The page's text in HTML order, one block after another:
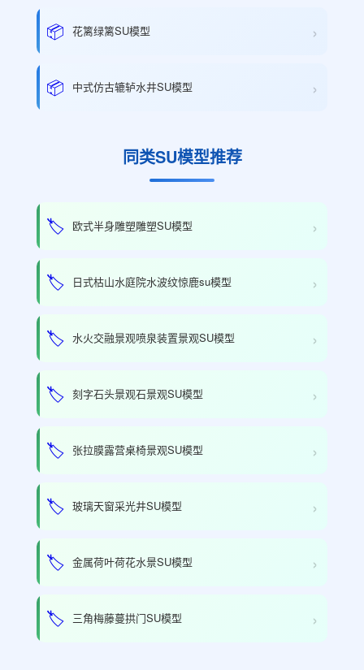
📦 花篱绿篱SU模型 ›
📦 中式仿古辘轳水井SU模型 ›
同类SU模型推荐
🏷️ 欧式半身雕塑雕塑SU模型 ›
🏷️ 日式枯山水庭院水波纹惊鹿su模型 ›
🏷️ 水火交融景观喷泉装置景观SU模型 ›
🏷️ 刻字石头景观石景观SU模型 ›
🏷️ 张拉膜露营桌椅景观SU模型 ›
🏷️ 玻璃天窗采光井SU模型 ›
🏷️ 金属荷叶荷花水景SU模型 ›
🏷️ 三角梅藤蔓拱门SU模型 ›